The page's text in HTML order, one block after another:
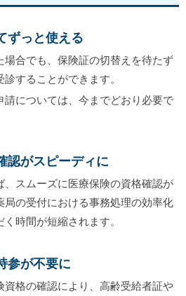
ずっと使える
場合でも、保険証の切替えを待たず
することができます。
請については、今までどおり必要で
認がスピーディに
、スムーズに医療保険の資格確認が
局の受付における事務処理の効率化
時間が短縮されます。
参が不要に
資格の確認により、高齢受給者証や